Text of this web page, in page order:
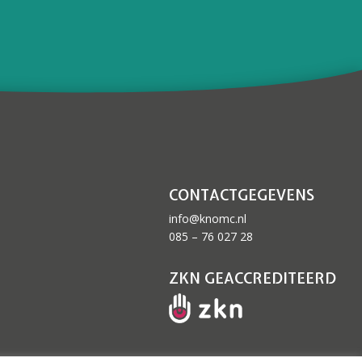
CONTACTGEGEVENS
info@knomc.nl
085 – 76 027 28
ZKN GEACCREDITEERD